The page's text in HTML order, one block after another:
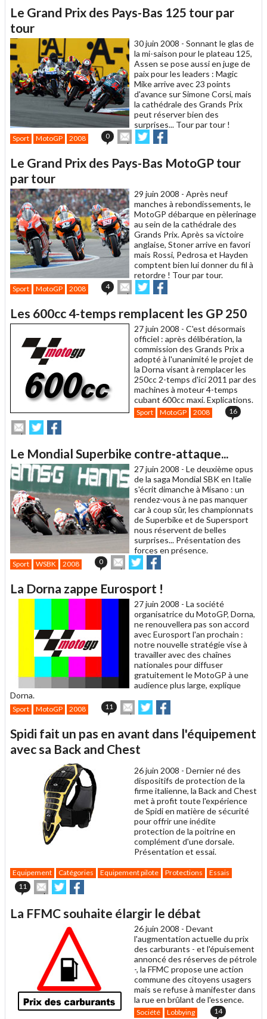
à
Le Grand Prix des Pays-Bas 125 tour par
tour
30 juin 2008 - Sonnant le glas de
la mi-saison pour le plateau 125,
Assen se pose aussi en juge de
paix pour les leaders : Magic
Mike arrive avec 23 points
d'avance sur Simone Corsi, mais
la cathédrale des Grands Prix
peut réserver bien des
surprises... Tour par tour !
Sport MotoGP 2008 0
Envoyer
cet
à
Partager
sur sur
Le Grand Prix des Pays-Bas MotoGP tour
par tour
29 juin 2008 - Après neuf
manches à rebondissements, le
MotoGP débarque en pèlerinage
au sein de la cathédrale des
Grands Prix. Après sa victoire
anglaise, Stoner arrive en favori
mais Rossi, Pedrosa et Hayden
comptent bien lui donner du fil à
retordre ! Tour par tour.
Sport MotoGP 2008 4
Envoyer
cet
à
un
Partager
sur sur
Les 600cc 4-temps remplacent les GP 250
27 juin 2008 - C'est désormais
officiel : après délibération, la
commission des Grands Prix a
adopté à l'unanimité le projet de
la Dorna visant à remplacer les
250cc 2-temps d'ici 2011 par des
machines à moteur 4-temps
cubant 600cc maxi. Explications.
Sport MotoGP 2008 16
Envoyer
cet
à
un
ami
Partager
sur
sur
Le Mondial Superbike contre-attaque...
27 juin 2008 - Le deuxième opus
de la saga Mondial SBK en Italie
s'écrit dimanche à Misano : un
rendez-vous à ne pas manquer
car à coup sûr, les championnats
de Superbike et de Supersport
nous réservent de belles
surprises... Présentation des
forces en présence.
Sport WSBK 2008 0
Envoyer
cet
à
un
Partager
sur sur
La Dorna zappe Eurosport !
27 juin 2008 - La société
organisatrice du MotoGP, Dorna,
ne renouvellera pas son accord
avec Eurosport l'an prochain :
notre nouvelle stratégie vise à
travailler avec des chaînes
nationales pour diffuser
gratuitement le MotoGP à une
audience plus large, explique
Dorna.
Sport MotoGP 2008 11
Envoyer
cet
à
un
ami
Partager
sur sur
Spidi fait un pas en avant dans l'équipement
avec sa Back and Chest
26 juin 2008 - Dernier né des
dispositifs de protection de la
firme italienne, la Back and Chest
met à profit toute l'expérience
de Spidi en matière de sécurité
pour offrir une inédite
protection de la poitrine en
complément d'une dorsale.
Présentation et essai.
Equipement Catégories Equipement pilote Protections
Essais
11
Envoyer
cet
à
Partager
sur sur
La FFMC souhaite élargir le débat
26 juin 2008 - Devant
l'augmentation actuelle du prix
des carburants - et l'épuisement
annoncé des réserves de pétrole
-, la FFMC propose une action
commune des citoyens usagers
mais se refuse à manifester dans
la rue en brûlant de l'essence.
Société Lobbying 14